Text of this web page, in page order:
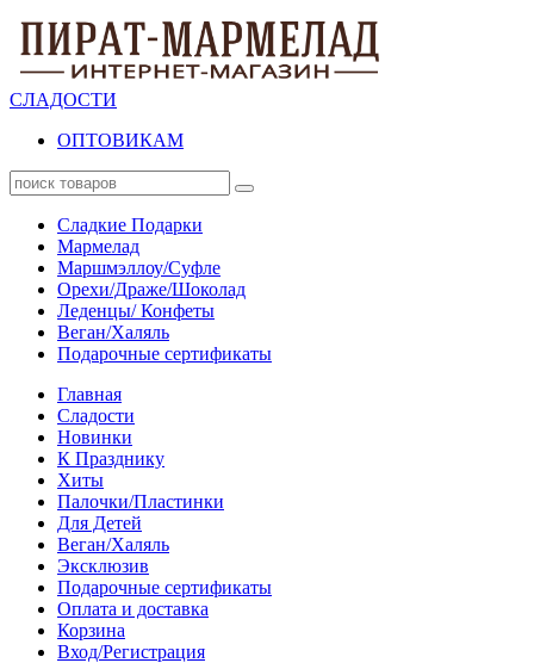
СЛАДОСТИ
ОПТОВИКАМ
Сладкие Подарки
Мармелад
Маршмэллоу/Суфле
Орехи/Драже/Шоколад
Леденцы/ Конфеты
Веган/Халяль
Подарочные сертификаты
Главная
Сладости
Новинки
К Празднику
Хиты
Палочки/Пластинки
Для Детей
Веган/Халяль
Эксклюзив
Подарочные сертификаты
Оплата и доставка
Корзина
Вход/Регистрация